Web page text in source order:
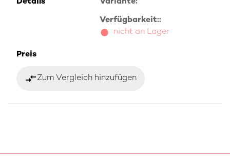
Details
Variante:
Verfügbarkeit::
nicht an Lager
Preis
compare_arrowsZum Vergleich hinzufügen